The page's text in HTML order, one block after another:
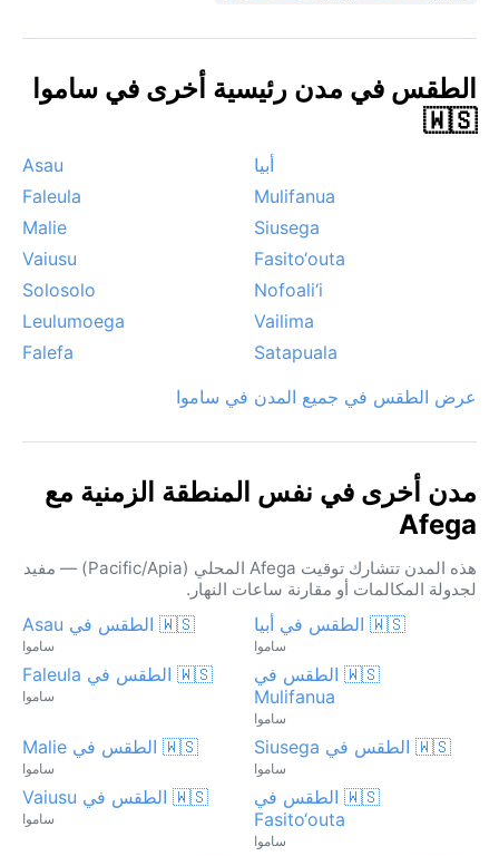
الطقس في مدن رئيسية أخرى في ساموا
🇼🇸
أبيا
Asau
Mulifanua
Faleula
Siusega
Malie
Fasito‘outa
Vaiusu
Nofoali‘i
Solosolo
Vailima
Leulumoega
Satapuala
Falefa
عرض الطقس في جميع المدن في ساموا
مدن أخرى في نفس المنطقة الزمنية مع
Afega
هذه المدن تتشارك توقيت Afega المحلي (Pacific/Apia) — مفيد
لجدولة المكالمات أو مقارنة ساعات النهار.
🇼🇸 الطقس في أبيا
ساموا
🇼🇸 الطقس في Asau
ساموا
🇼🇸 الطقس في
Mulifanua
ساموا
🇼🇸 الطقس في Faleula
ساموا
🇼🇸 الطقس في Siusega
ساموا
🇼🇸 الطقس في Malie
ساموا
🇼🇸 الطقس في
Fasito‘outa
ساموا
🇼🇸 الطقس في Vaiusu
ساموا